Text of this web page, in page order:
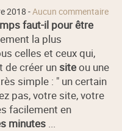
2018 -Aucun commentaire
faut-il pour être
la plus
celles et ceux qui,
de créer un siteou une
simple : " un certain
pas, votre site, votre
facilement en
minutes ...